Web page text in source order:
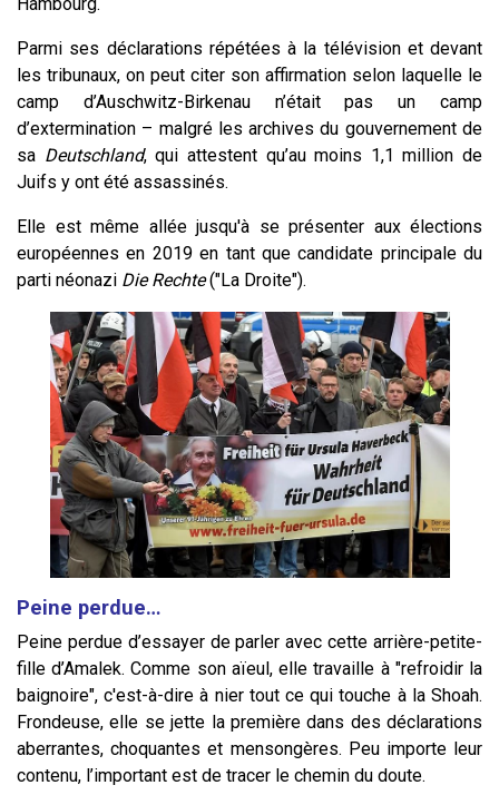
Parmi ses déclarations répétées à la télévision et devant
les tribunaux, on peut citer son affirmation selon laquelle le
camp d’Auschwitz-Birkenau n’était pas un camp
d’extermination – malgré les archives du gouvernement de
sa Deutschland, qui attestent qu’au moins 1,1 million de
Juifs y ont été assassinés.
Elle est même allée jusqu'à se présenter aux élections
européennes en 2019 en tant que candidate principale du
parti néonazi Die Rechte("La Droite").
Peine perdue…
Peine perdue d’essayer de parler avec cette arrière-petite-
fille d’Amalek. Comme son aïeul, elle travaille à "refroidir la
baignoire", c'est-à-dire à nier tout ce qui touche à la Shoah.
Frondeuse, elle se jette la première dans des déclarations
aberrantes, choquantes et mensongères. Peu importe leur
contenu, l’important est de tracer le chemin du doute.